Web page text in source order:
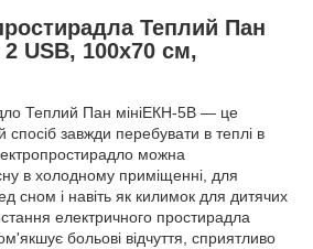
Теплий Пан
USB, 100х70 см,
Теплий Пан мініЕКН-5В — це
спосіб завжди перебувати в теплі в
можна
в холодному приміщенні, для
сном і навіть як килимок для дитячих
електричного простирадла
больові відчуття, сприятливо